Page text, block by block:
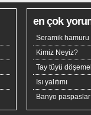
en çok
Seramik hamuru
Kimiz Neyiz?
Tay tüyü
Isı yalıtımı
Banyo